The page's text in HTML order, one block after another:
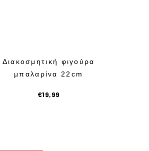
Διακοσμητική φιγούρα
μπαλαρίνα 22cm
€19,99